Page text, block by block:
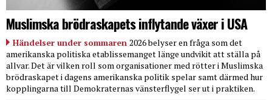
Muslimska brödraskapets inflytande växer i USA
Händelser under sommaren 2026 belyser en fråga som det
amerikanska politiska etablissemanget länge undvikit att ställa på
allvar. Det är vilken roll som organisationer med rötter i Muslimska
brödraskapet i dagens amerikanska politik spelar samt därmed hur
kopplingarna till Demokraternas vänsterflygel ser ut i praktiken.